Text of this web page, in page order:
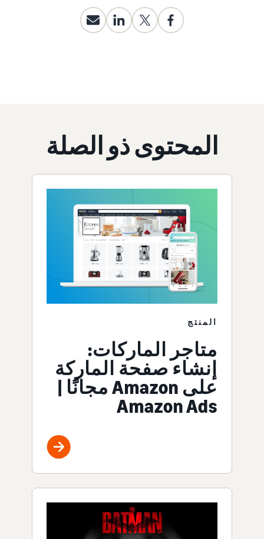
المحتوى ذو الصلة
المنتج
متاجر الماركات:
إنشاء صفحة الماركة
على Amazon مجانًا |
Amazon Ads